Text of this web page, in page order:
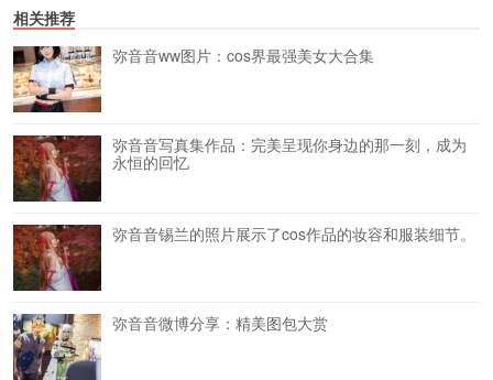
相关推荐
弥音音ww图片：cos界最强美女大合集
弥音音写真集作品：完美呈现你身边的那一刻，成为
永恒的回忆
弥音音锡兰的照片展示了cos作品的妆容和服装细节。
弥音音微博分享：精美图包大赏